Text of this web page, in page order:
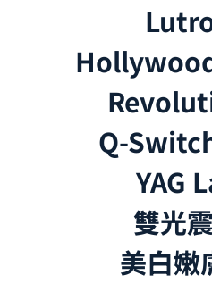
Q-
YAG
雙光
美白嫩